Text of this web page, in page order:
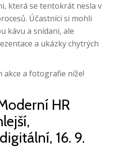
která se tentokrát nesla v
Účastníci si mohli
kávu a snídani, ale
a ukázky chytrých
akce a fotografie níže!
HR
16. 9.